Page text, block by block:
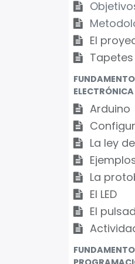
El
ELECTRÓNICA
Arduino
La ley
La
El LED
El